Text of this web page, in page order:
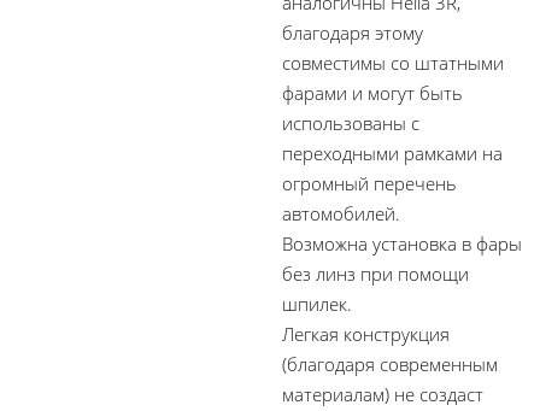
благодаря этому
совместимы со штатными
фарами и могут быть
использованы с
переходными рамками на
огромный перечень
автомобилей.
Возможна установка в фары
без линз при помощи
шпилек.
Легкая конструкция
(благодаря современным
материалам) не создаст